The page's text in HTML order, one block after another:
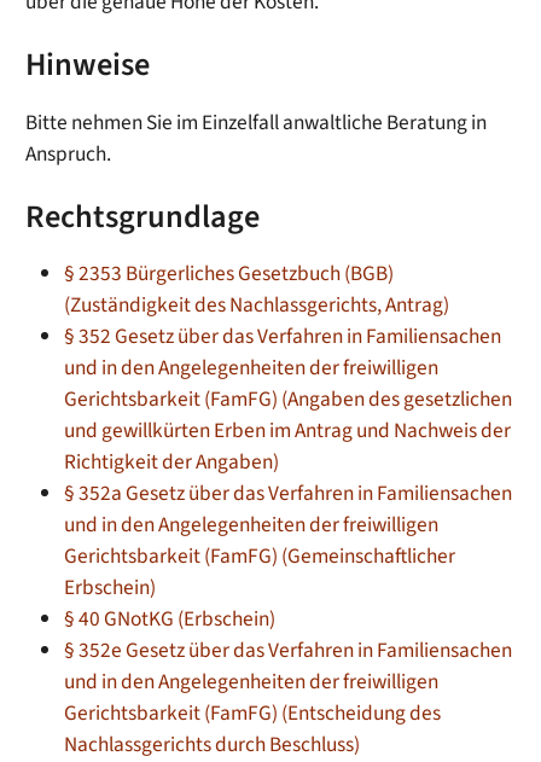
Hinweise
Bitte nehmen Sie im Einzelfall anwaltliche Beratung in
Anspruch.
Rechtsgrundlage
§ 2353 Bürgerliches Gesetzbuch (BGB)
(Zuständigkeit des Nachlassgerichts, Antrag)
§ 352 Gesetz über das Verfahren in Familiensachen
und in den Angelegenheiten der freiwilligen
Gerichtsbarkeit (FamFG) (Angaben des gesetzlichen
und gewillkürten Erben im Antrag und Nachweis der
Richtigkeit der Angaben)
§ 352a Gesetz über das Verfahren in Familiensachen
und in den Angelegenheiten der freiwilligen
Gerichtsbarkeit (FamFG) (Gemeinschaftlicher
Erbschein)
§ 40 GNotKG (Erbschein)
§ 352e Gesetz über das Verfahren in Familiensachen
und in den Angelegenheiten der freiwilligen
Gerichtsbarkeit (FamFG) (Entscheidung des
Nachlassgerichts durch Beschluss)